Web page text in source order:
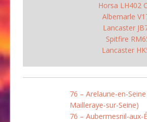
Horsa LH402
Albemarle
Lancaster
Spitfire
Lancaster
76 – Arelaune-en-
Mailleraye-sur-Seine)
76 – Aubermesnil-aux-